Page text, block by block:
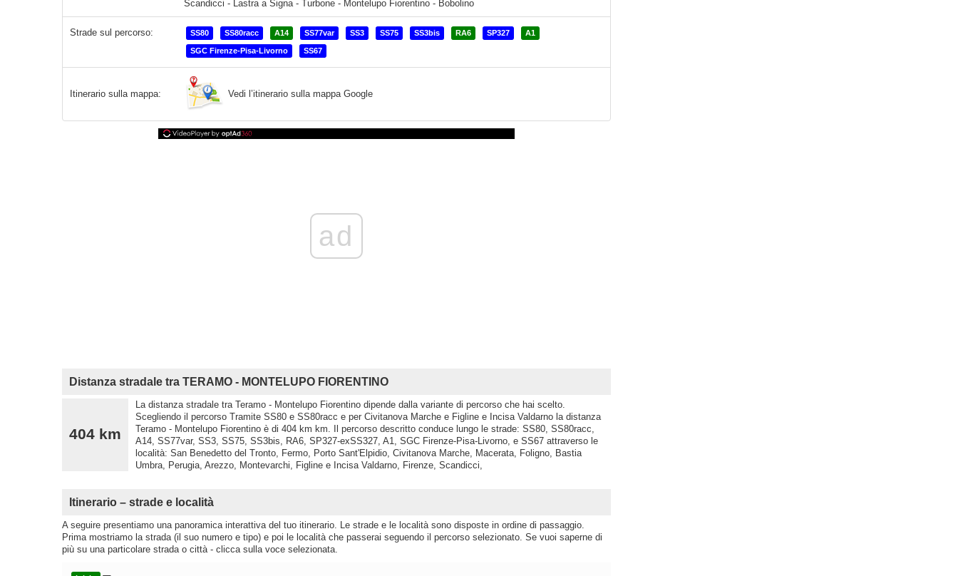
Strade sul percorso: SS80 SS80racc A14 SS77var SS3 SS75 SS3bis RA6 SP327 A1
SGC Firenze-Pisa-Livorno SS67
Itinerario sulla mappa: Vedi l’itinerario sulla mappa Google
ad
Distanza stradale tra TERAMO - MONTELUPO FIORENTINO
404 km
La distanza stradale tra Teramo - Montelupo Fiorentino dipende dalla variante di percorso che hai scelto.
Scegliendo il percorso Tramite SS80 e SS80racc e per Civitanova Marche e Figline e Incisa Valdarno la distanza
Teramo - Montelupo Fiorentino è di 404 km km. Il percorso descritto conduce lungo le strade: SS80, SS80racc,
A14, SS77var, SS3, SS75, SS3bis, RA6, SP327-exSS327, A1, SGC Firenze-Pisa-Livorno, e SS67 attraverso le
località: San Benedetto del Tronto, Fermo, Porto Sant'Elpidio, Civitanova Marche, Macerata, Foligno, Bastia
Umbra, Perugia, Arezzo, Montevarchi, Figline e Incisa Valdarno, Firenze, Scandicci,
Itinerario – strade e località
A seguire presentiamo una panoramica interattiva del tuo itinerario. Le strade e le località sono disposte in ordine di passaggio.
Prima mostriamo la strada (il suo numero e tipo) e poi le località che passerai seguendo il percorso selezionato. Se vuoi saperne di
più su una particolare strada o città - clicca sulla voce selezionata.